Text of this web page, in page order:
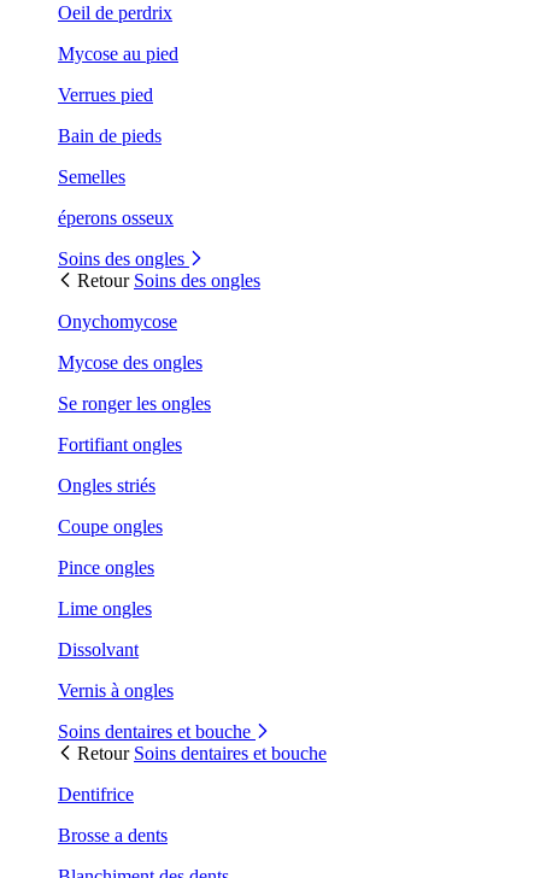
Oeil de perdrix
Mycose au pied
Verrues pied
Bain de pieds
Semelles
éperons osseux
Soins des ongles
Retour Soins des ongles
Onychomycose
Mycose des ongles
Se ronger les ongles
Fortifiant ongles
Ongles striés
Coupe ongles
Pince ongles
Lime ongles
Dissolvant
Vernis à ongles
Soins dentaires et bouche
Retour Soins dentaires et bouche
Dentifrice
Brosse a dents